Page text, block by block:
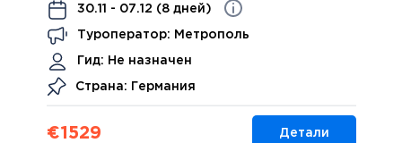
30.11 - 07.12 (8 дней)
Туроператор: Метрополь
Гид: Не назначен
Страна: Германия
€1529 Детали